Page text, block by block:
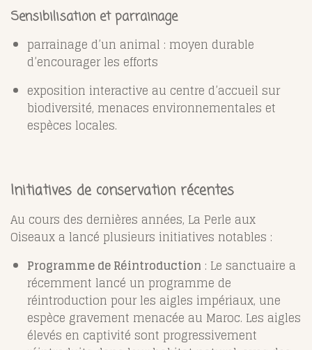
Sensibilisation et parrainage
parrainage d’un animal : moyen durable
d’encourager les efforts
exposition interactive au centre d’accueil sur
biodiversité, menaces environnementales et
espèces locales.
Initiatives de conservation récentes
Au cours des dernières années, La Perle aux
Oiseaux a lancé plusieurs initiatives notables :
Programme de Réintroduction : Le sanctuaire a
récemment lancé un programme de
réintroduction pour les aigles impériaux, une
espèce gravement menacée au Maroc. Les aigles
élevés en captivité sont progressivement